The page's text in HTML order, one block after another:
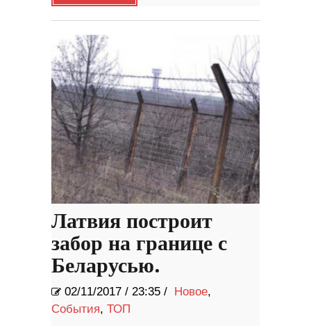
Латвия построит
забор на границе с
Беларусью.
02/11/2017 / 23:35 / Новое,
События, ТОП